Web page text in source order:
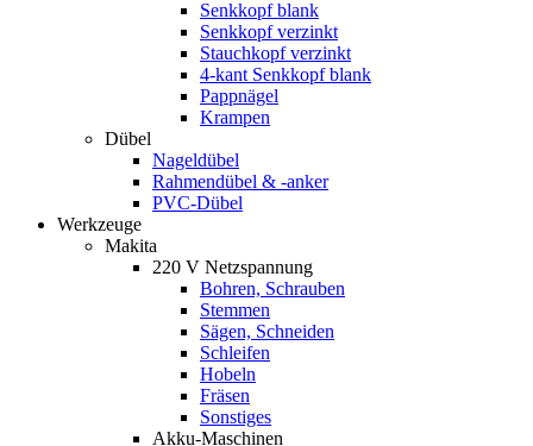
Senkkopf blank
Senkkopf verzinkt
Stauchkopf verzinkt
4-kant Senkkopf blank
Pappnägel
Krampen
Dübel
Nageldübel
Rahmendübel & -anker
PVC-Dübel
Werkzeuge
Makita
220 V Netzspannung
Bohren, Schrauben
Stemmen
Sägen, Schneiden
Schleifen
Hobeln
Fräsen
Sonstiges
Akku-Maschinen